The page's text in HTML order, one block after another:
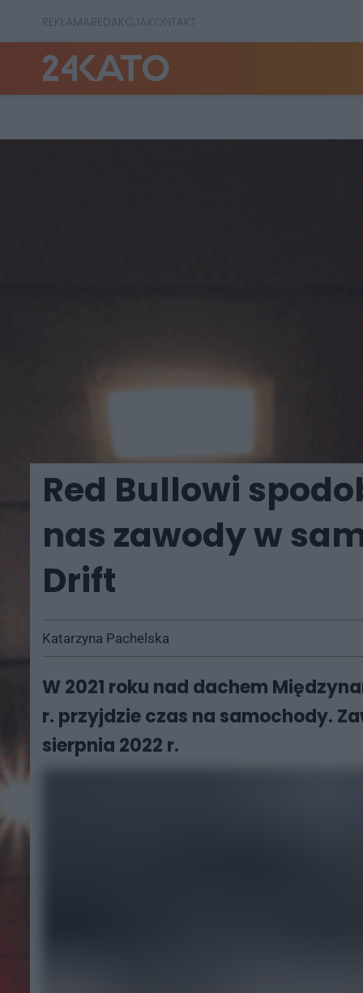
REKLAMAREDAKCJAKONTAKT
Red Bullowi
nas zawody w
Drift
Katarzyna Pachelska
W 2021 roku nad dachem
r. przyjdzie czas na samochody.
sierpnia 2022 r.